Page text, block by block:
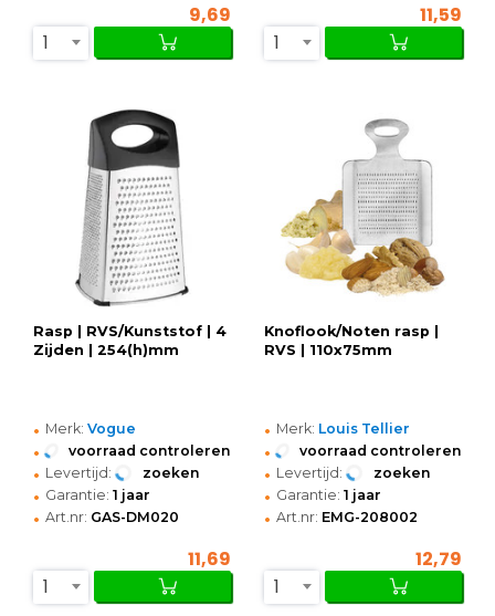
9,69
1
11,59
1
Rasp | RVS/Kunststof | 4
Zijden | 254(h)mm
• Merk: Vogue
• voorraad controleren
• Levertijd: zoeken
• Garantie: 1 jaar
• Art.nr: GAS-DM020
11,69
1
Knoflook/Noten rasp |
RVS | 110x75mm
• Merk: Louis Tellier
• voorraad controleren
• Levertijd: zoeken
• Garantie: 1 jaar
• Art.nr: EMG-208002
12,79
1